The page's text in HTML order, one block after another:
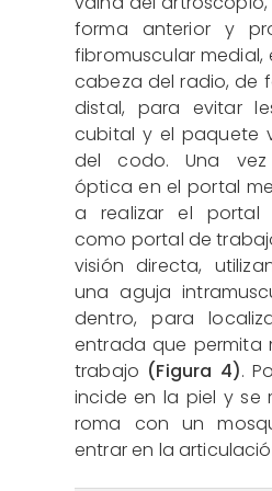
forma anterior y
fibromuscular
cabeza del radio, de
distal, para evitar
cubital y el paquete
del codo. Una
óptica en el portal
a realizar el portal
como portal de
visión directa,
una aguja
dentro, para
entrada que permita
trabajo (Figura 4).
incide en la piel y se
roma con un
entrar en la